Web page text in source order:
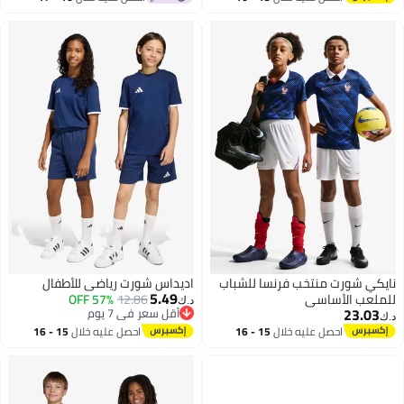
نايكي شورت منتخب فرنسا للشباب
للملعب الأساسي
د.ك‏ 23.03
احصل عليه خلال 15 - 16
2
اديداس شورت رياضي للأطفال
د.ك‏ 5.49
12.86
57% OFF
أقل سعر في 7 يوم
أقل سعر في 7 يوماحصل عليه خلال 15 - 16